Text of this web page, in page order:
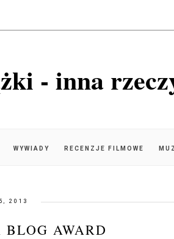
- inna
WYWIADY RECENZJE FILMOWE
2013
AWARD